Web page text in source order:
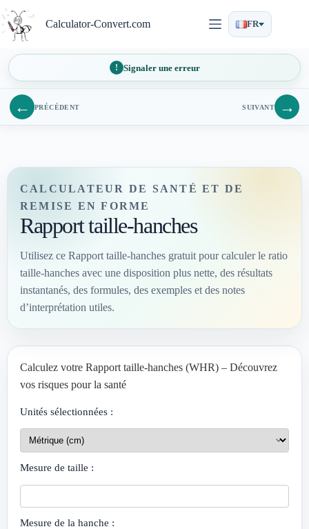
au
contenu
Calculator-Convert.com FR
Signaler une erreur
← PRÉCÉDENT SUIVANT →
CALCULATEUR DE SANTÉ ET DE
REMISE EN FORME
Rapport taille-hanches
Utilisez ce Rapport taille-hanches gratuit pour calculer le ratio
taille-hanches avec une disposition plus nette, des résultats
instantanés, des formules, des exemples et des notes
d’interprétation utiles.
Calculez votre Rapport taille-hanches (WHR) – Découvrez
vos risques pour la santé
Unités sélectionnées :
Mesure de taille :
Mesure de la hanche :